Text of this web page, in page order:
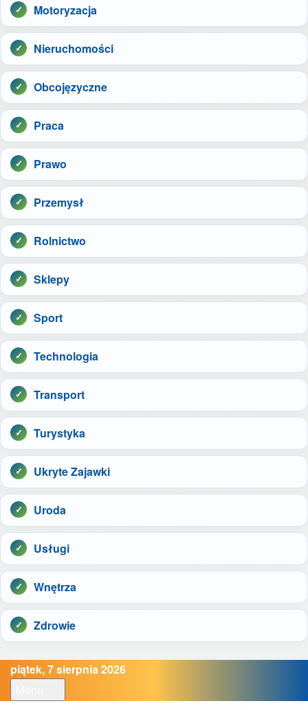
Motoryzacja
Nieruchomości
Obcojęzyczne
Praca
Prawo
Przemysł
Rolnictwo
Sklepy
Sport
Technologia
Transport
Turystyka
Ukryte Zajawki
Uroda
Usługi
Wnętrza
Zdrowie
piątek, 7 sierpnia 2026